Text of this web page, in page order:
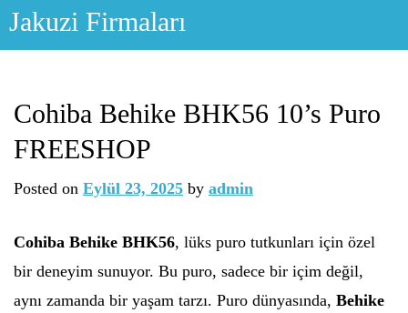
Skip
Jakuzi Firmaları
Cohiba Behike BHK56 10’s Puro
FREESHOP
Posted on Eylül 23, 2025 by admin
Cohiba Behike BHK56, lüks puro tutkunları için özel
bir deneyim sunuyor. Bu puro, sadece bir içim değil,
aynı zamanda bir yaşam tarzı. Puro dünyasında, Behike